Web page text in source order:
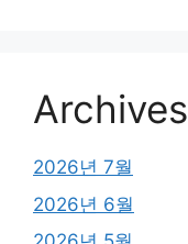
Archives
2026년 7월
2026년 6월